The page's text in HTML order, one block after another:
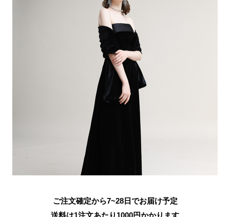
ご注文確定から7~28日でお届け予定
送料は1注文あたり 1000円かかります